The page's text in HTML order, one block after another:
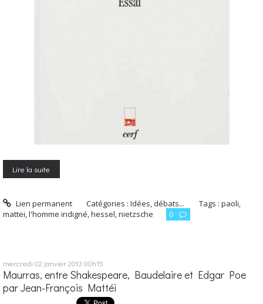
Lire la suite
Lien permanent Catégories :Idées, débats... Tags :paoli,
mattei,l'homme indigné,hessel,nietzsche 0
mercredi 02 janvier 2013 00h15
Maurras, entre Shakespeare, Baudelaire et Edgar Poe
par Jean-François Mattéi